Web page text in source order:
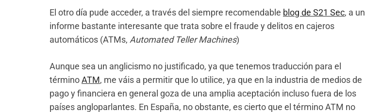
El otro día pude acceder, a través del siempre recomendable blog de S21 Sec, a un
informe bastante interesante que trata sobre el fraude y delitos en cajeros
automáticos (ATMs, Automated Teller Machines)
Aunque sea un anglicismo no justificado, ya que tenemos traducción para el
términoATM, me váis a permitir que lo utilice, ya que en la industria de medios de
pago y financiera en general goza de una amplia aceptación incluso fuera de los
países angloparlantes. En España, no obstante, es cierto que el término ATM no